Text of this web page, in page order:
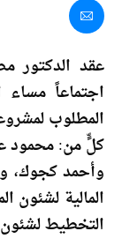
عقد الدكتور
اجتماعاً مساء
المطلوب
كلٍّ من: محمود
وأحمد كجوك،
المالية لشئون
التخطيط لشئون